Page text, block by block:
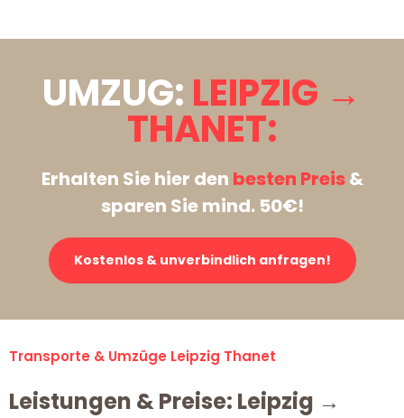
UMZUG: LEIPZIG →
THANET:
Erhalten Sie hier den besten Preis&
sparen Sie mind. 50€!
Kostenlos & unverbindlich anfragen!
Transporte & Umzüge Leipzig Thanet
Leistungen & Preise: Leipzig →